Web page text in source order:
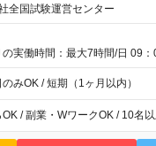
り ・国家試験 7:00～13:30（
＋100円）×6時間＝日収8,400円＋
間なし
全国試験運営センター
の実働時間：最大7時間/日 09
より異なります。
みOK / 短期（1ヶ月以内）
/ 副業・WワークOK / 10名